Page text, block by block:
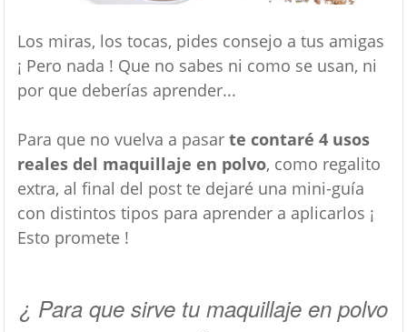
Los miras, los tocas, pides consejo a tus amigas
¡ Pero nada ! Que no sabes ni como se usan, ni
por que deberías aprender...
Para que no vuelva a pasarte contaré 4 usos
reales del maquillaje en polvo, como regalito
extra, al final del post te dejaré una mini-guía
con distintos tipos para aprender a aplicarlos ¡
Esto promete !
¿ Para que sirve tu maquillaje en polvo